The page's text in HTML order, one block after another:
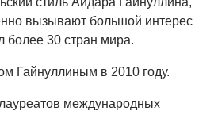
вызывают большой интерес
более 30 стран мира.
Гайнуллиным в 2010 году.
международных